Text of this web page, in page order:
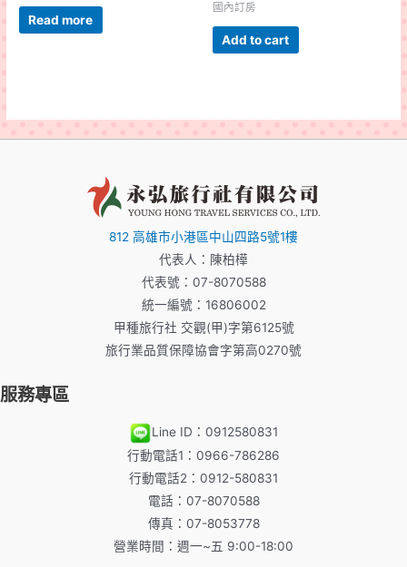
Read more
國內訂房
Add to cart
812 高雄市小港區中山四路5號1樓
代表人：陳柏樺
代表號：07-8070588
統一編號：16806002
甲種旅行社 交觀(甲)字第6125號
旅行業品質保障協會字第高0270號
服務專區
Line ID：0912580831
行動電話1：0966-786286
行動電話2：0912-580831
電話：07-8070588
傳真：07-8053778
營業時間：週一~五 9:00-18:00